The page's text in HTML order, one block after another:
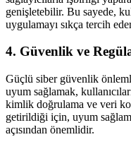
genişletebilir. Bu sayede,
uygulamayı sıkça tercih
4. Güvenlik ve
Güçlü siber güvenlik
uyum sağlamak,
kimlik doğrulama ve veri
getirildiği için, uyum
açısından önemlidir.